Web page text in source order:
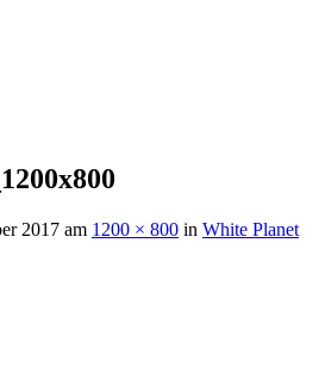
2017 am 1200 × 800 in White Planet